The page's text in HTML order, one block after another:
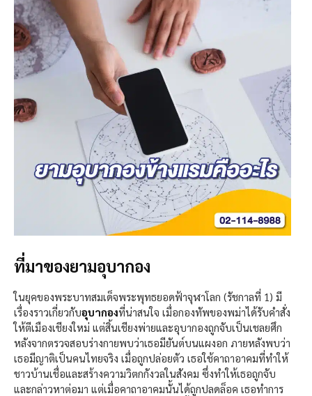
ที่มาของยามอุบากอง
ในยุคของพระบาทสมเด็จพระพุทธยอดฟ้าจุฬาโลก (รัชกาลที่ 1) มี
เรื่องราวเกี่ยวกับอุบากองที่น่าสนใจ เมื่อกองทัพของพม่าได้รับคำสั่ง
ให้ตีเมืองเชียงใหม่ แต่สิ้นเชียงพ่ายและอุบากองถูกจับเป็นเชลยศึก
หลังจากตรวจสอบร่างกายพบว่าเธอมียันต์บนแผงอก ภายหลังพบว่า
เธอมีญาติเป็นคนไทยจริง เมื่อถูกปล่อยตัว เธอใช้คาถาอาคมที่ทำให้
ชาวบ้านเชื่อและสร้างความวิตกกังวลในสังคม ซึ่งทำให้เธอถูกจับ
และกล่าวหาต่อมา แต่เมื่อคาถาอาคมนั้นได้ถูกปลดล็อค เธอทำการ